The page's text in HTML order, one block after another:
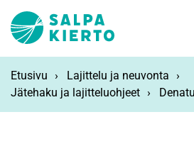
Etusivu
Lajittelu ja neuvonta
Jätehaku ja lajitteluohjeet